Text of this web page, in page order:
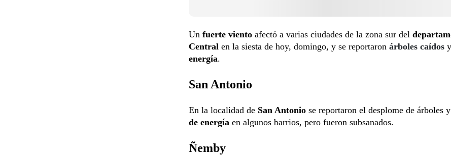
Un fuerte viento afectó a varias ciudades de la zona sur del
Central en la siesta de hoy, domingo, y se reportaron árboles caídos y
energía.
San Antonio
En la localidad de San Antonio se reportaron el desplome de árboles
de energía en algunos barrios, pero fueron subsanados.
Ñemby